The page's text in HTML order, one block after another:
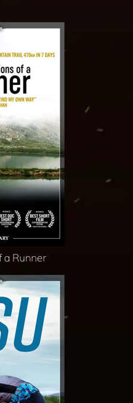
a Runner